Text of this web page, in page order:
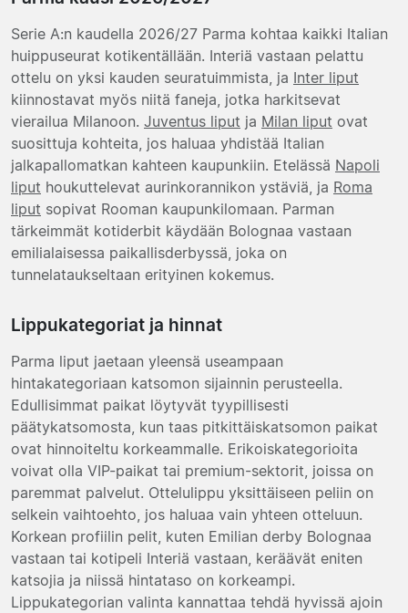
Serie A:n kaudella 2026/27 Parma kohtaa kaikki Italian
huippuseurat kotikentällään. Interiä vastaan pelattu
ottelu on yksi kauden seuratuimmista, ja Inter liput
kiinnostavat myös niitä faneja, jotka harkitsevat
vierailua Milanoon. Juventus liput ja Milan liput ovat
suosittuja kohteita, jos haluaa yhdistää Italian
jalkapallomatkan kahteen kaupunkiin. Etelässä Napoli
liput houkuttelevat aurinkorannikon ystäviä, ja Roma
liput sopivat Rooman kaupunkilomaan. Parman
tärkeimmät kotiderbit käydään Bolognaa vastaan
emilialaisessa paikallisderbyssä, joka on
tunnelataukseltaan erityinen kokemus.
Lippukategoriat ja hinnat
Parma liput jaetaan yleensä useampaan
hintakategoriaan katsomon sijainnin perusteella.
Edullisimmat paikat löytyvät tyypillisesti
päätykatsomosta, kun taas pitkittäiskatsomon paikat
ovat hinnoiteltu korkeammalle. Erikoiskategorioita
voivat olla VIP-paikat tai premium-sektorit, joissa on
paremmat palvelut. Ottelulippu yksittäiseen peliin on
selkein vaihtoehto, jos haluaa vain yhteen otteluun.
Korkean profiilin pelit, kuten Emilian derby Bolognaa
vastaan tai kotipeli Interiä vastaan, keräävät eniten
katsojia ja niissä hintataso on korkeampi.
Lippukategorian valinta kannattaa tehdä hyvissä ajoin